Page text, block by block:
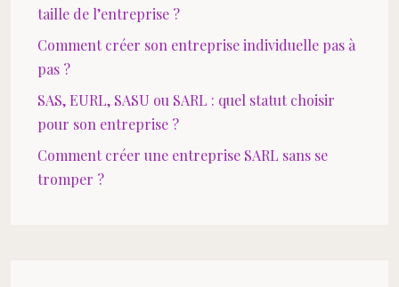
taille de l’entreprise ?
Comment créer son entreprise individuelle pas à
pas ?
SAS, EURL, SASU ou SARL : quel statut choisir
pour son entreprise ?
Comment créer une entreprise SARL sans se
tromper ?